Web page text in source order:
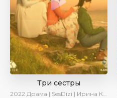
Три сестры
2022 Драма | SesDizi | Ирина Котова | AveTurk